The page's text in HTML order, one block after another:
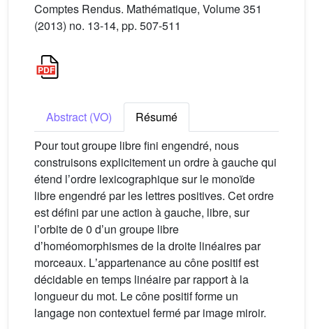
Comptes Rendus. Mathématique, Volume 351
(2013) no. 13-14, pp. 507-511
Abstract (VO)
Résumé
Pour tout groupe libre fini engendré, nous
construisons explicitement un ordre à gauche qui
étend lʼordre lexicographique sur le monoïde
libre engendré par les lettres positives. Cet ordre
est défini par une action à gauche, libre, sur
lʼorbite de 0 dʼun groupe libre
dʼhoméomorphismes de la droite linéaires par
morceaux. Lʼappartenance au cône positif est
décidable en temps linéaire par rapport à la
longueur du mot. Le cône positif forme un
langage non contextuel fermé par image miroir.